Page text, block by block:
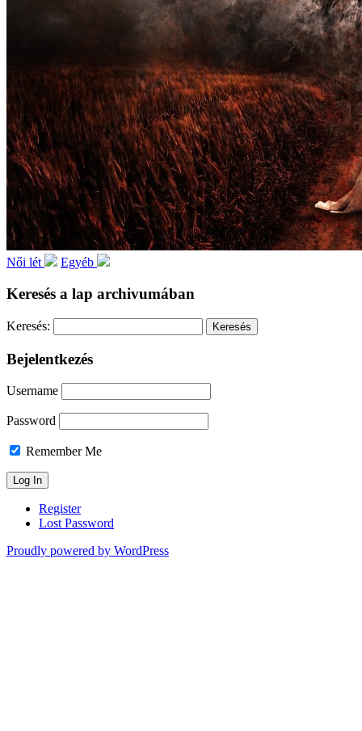
Női lét Egyéb
Keresés a lap archivumában
Keresés:
Bejelentkezés
Username
Password
Remember Me
Register
Lost Password
Proudly powered by WordPress